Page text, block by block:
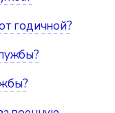
годичной?